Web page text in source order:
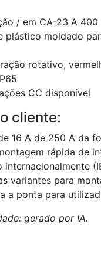
/ em CA-23 A 400
plástico moldado
rotativo,
CC disponível
cliente:
16 A de 250 A da
rápida de
variantes para
a ponta para
gerado por IA.